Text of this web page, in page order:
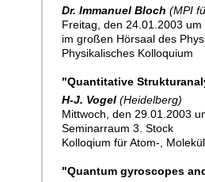
Dr. Immanuel Bloch (MPI
Freitag, den 24.01.2003
im großen Hörsaal des
Physikalisches Kolloquium
"Quantitative
H-J. Vogel (Heidelberg)
Mittwoch, den 29.01.2003
Seminarraum 3. Stock
Kolloqium für Atom-,
"Quantum gyroscopes